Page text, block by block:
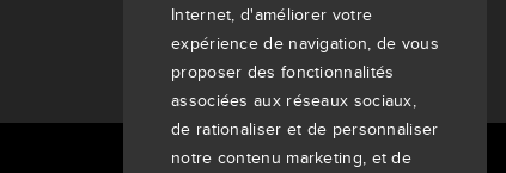
Internet, d'améliorer votre
expérience de navigation, de vous
proposer des fonctionnalités
associées aux réseaux sociaux,
de rationaliser et de personnaliser
notre contenu marketing, et de